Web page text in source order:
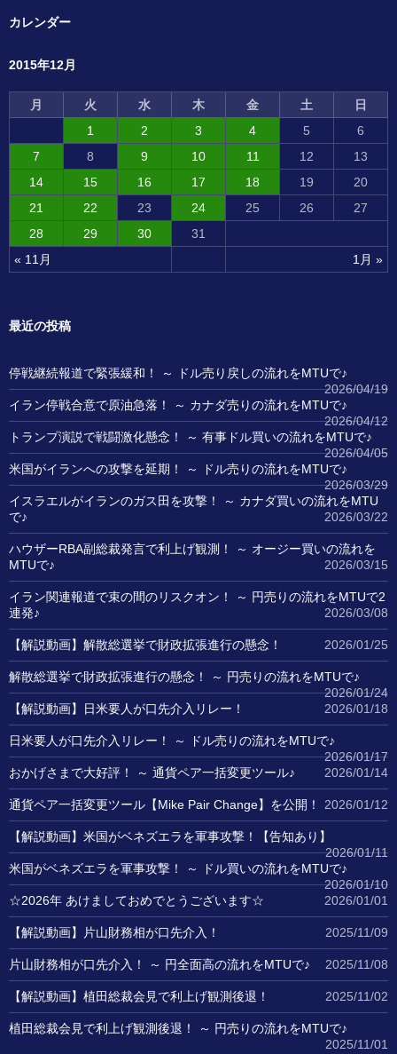
カレンダー
2015年12月
月 火 水 木 金 土 日
« 11月 1月 »
1 2 3 4 5
6
7
8 9 10 11 12
13
14
15 16 17 18 19
20
21
22 23 24 25 26
27
28
29 30 31
最近の投稿
停戦継続報道で緊張緩和！ ～ ドル売り戻しの流れをMTUで♪
2026/04/19
イラン停戦合意で原油急落！ ～ カナダ売りの流れをMTUで♪
2026/04/12
トランプ演説で戦闘激化懸念！ ～ 有事ドル買いの流れをMTUで♪
2026/04/05
米国がイランへの攻撃を延期！ ～ ドル売りの流れをMTUで♪
2026/03/29
イスラエルがイランのガス田を攻撃！ ～ カナダ買いの流れをMTU
で♪
2026/03/22
ハウザーRBA副総裁発言で利上げ観測！ ～ オージー買いの流れを
MTUで♪
2026/03/15
イラン関連報道で束の間のリスクオン！ ～ 円売りの流れをMTUで2
連発♪
2026/03/08
【解説動画】解散総選挙で財政拡張進行の懸念！ 2026/01/25
解散総選挙で財政拡張進行の懸念！ ～ 円売りの流れをMTUで♪
2026/01/24
【解説動画】日米要人が口先介入リレー！
2026/01/18
日米要人が口先介入リレー！ ～ ドル売りの流れをMTUで♪
2026/01/17
おかげさまで大好評！ ～ 通貨ペア一括変更ツール♪
2026/01/14
通貨ペア一括変更ツール【Mike Pair Change】を公開！ 2026/01/12
【解説動画】米国がベネズエラを軍事攻撃！【告知あり】
2026/01/11
米国がベネズエラを軍事攻撃！ ～ ドル買いの流れをMTUで♪
2026/01/10
☆2026年 あけましておめでとうございます☆
2026/01/01
【解説動画】片山財務相が口先介入！ 2025/11/09
片山財務相が口先介入！ ～ 円全面高の流れをMTUで♪ 2025/11/08
【解説動画】植田総裁会見で利上げ観測後退！ 2025/11/02
植田総裁会見で利上げ観測後退！ ～ 円売りの流れをMTUで♪
2025/11/01